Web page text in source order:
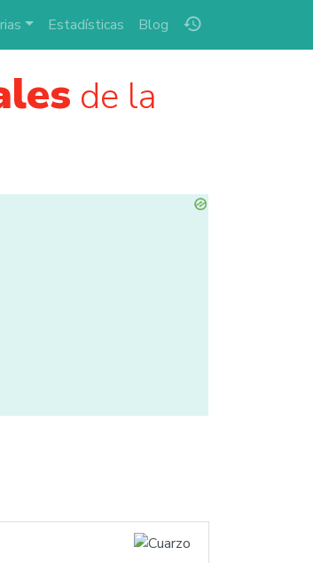
history
Estadísticas Blog
de la